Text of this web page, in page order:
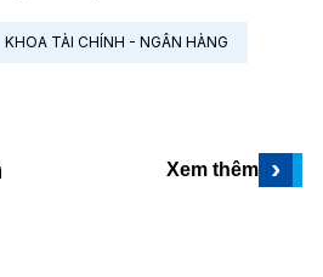
KHOA TÀI CHÍNH - NGÂN HÀNG
Xem thêm ›